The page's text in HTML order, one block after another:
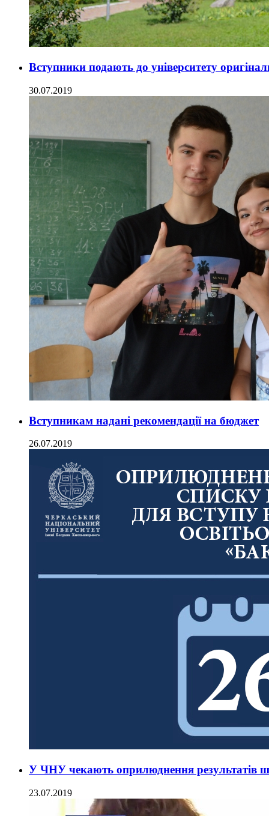
Вступники подають до університету
30.07.2019
Вступникам надані рекомендації на бюджет
26.07.2019
У ЧНУ чекають оприлюднення результатів
23.07.2019